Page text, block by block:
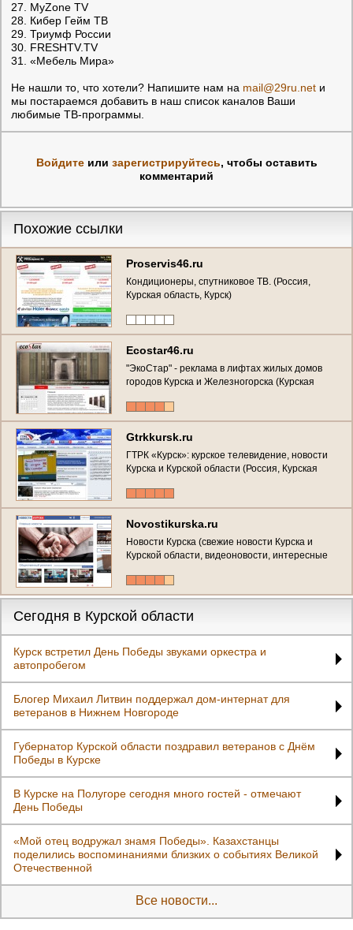
27. MyZone TV
28. Кибер Гейм ТВ
29. Триумф России
30. FRESHTV.TV
31. «Мебель Мира»
Не нашли то, что хотели? Напишите нам на mail@29ru.net и
мы постараемся добавить в наш список каналов Ваши
любимые ТВ-программы.
Войдитеили зарегистрируйтесь, чтобы оставить
комментарий
Похожие ссылки
Proservis46.ru
Кондиционеры, спутниковое ТВ. (Россия,
Курская область, Курск)
Ecostar46.ru
"ЭкоСтар" - реклама в лифтах жилых домов
городов Курска и Железногорска (Курская
Gtrkkursk.ru
ГТРК «Курск»: курское телевидение, новости
Курска и Курской области (Россия, Курская
Novostikurska.ru
Новости Курска (свежие новости Курска и
Курской области, видеоновости, интересные
Сегодня в Курской области
Курск встретил День Победы звуками оркестра и
автопробегом
Блогер Михаил Литвин поддержал дом-интернат для
ветеранов в Нижнем Новгороде
Губернатор Курской области поздравил ветеранов с Днём
Победы в Курске
В Курске на Полугоре сегодня много гостей - отмечают
День Победы
«Мой отец водружал знамя Победы». Казахстанцы
поделились воспоминаниями близких о событиях Великой
Отечественной
Все новости...